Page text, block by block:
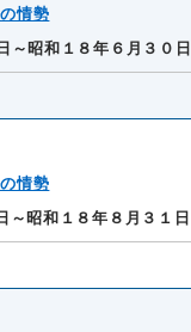
情勢
～昭和１８年６月３０日
情勢
～昭和１８年８月３１日